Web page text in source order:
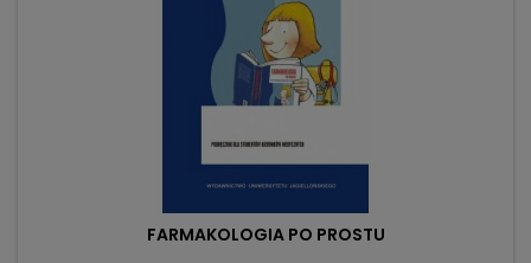
FARMAKOLOGIA PO PROSTU